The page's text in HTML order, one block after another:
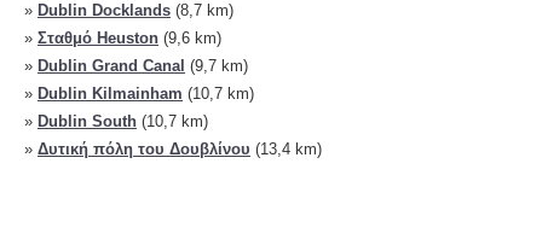
» Dublin Docklands (8,7 km)
» Σταθμό Heuston (9,6 km)
» Dublin Grand Canal (9,7 km)
» Dublin Kilmainham (10,7 km)
» Dublin South (10,7 km)
» Δυτική πόλη του Δουβλίνου (13,4 km)